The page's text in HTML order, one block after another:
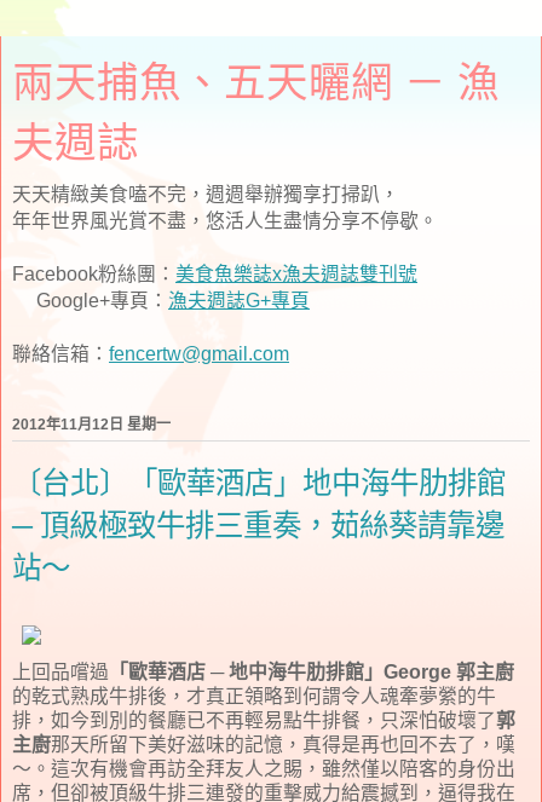
兩天捕魚、五天曬網 － 漁
夫週誌
天天精緻美食嗑不完，週週舉辦獨享打掃趴，
年年世界風光賞不盡，悠活人生盡情分享不停歇。
Facebook粉絲團： 美食魚樂誌x漁夫週誌雙刊號
Google+專頁： 漁夫週誌G+專頁
聯絡信箱： fencertw@gmail.com
2012年11月12日 星期一
〔台北〕「歐華酒店」地中海牛肋排館
─ 頂級極致牛排三重奏，茹絲葵請靠邊
站～
上回品嚐過 「歐華酒店 ─ 地中海牛肋排館」George 郭主廚
的乾式熟成牛排後，才真正領略到何謂令人魂牽夢縈的牛
排，如今到別的餐廳已不再輕易點牛排餐，只深怕破壞了郭
主廚那天所留下美好滋味的記憶，真得是再也回不去了，嘆
～。這次有機會再訪全拜友人之賜，雖然僅以陪客的身份出
席，但卻被頂級牛排三連發的重擊威力給震撼到，逼得我在